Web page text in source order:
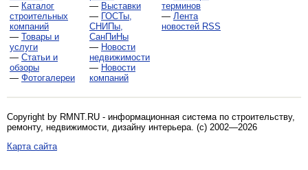
— Каталог
строительных
компаний
— Товары и
услуги
— Статьи и
обзоры
— Фотогалереи
— Выставки
— ГОСТы,
СНИПы,
СанПиНы
— Новости
недвижимости
— Новости
компаний
терминов
— Лента
новостей RSS
Copyright by RMNT.RU - информационная система по строительству,
ремонту, недвижимости, дизайну интерьера. (c) 2002—2026
Карта сайта